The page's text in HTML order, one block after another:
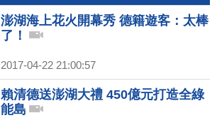
澎湖海上花火開幕秀 德籍遊客：太棒
了！
2017-04-22 21:00:57
賴清德送澎湖大禮 450億元打造全綠
能島